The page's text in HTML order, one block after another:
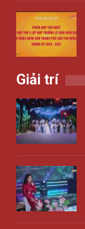
Giải trí